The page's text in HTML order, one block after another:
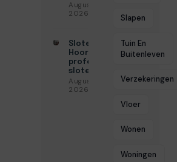
Augustus 3,
2026
Slotenmaker
Hoorn voor
professionele
slotenservice
Augustus 3,
2026
Slapen
Tuin En
Buitenleven
Verzekeringen
Vloer
Wonen
Woningen